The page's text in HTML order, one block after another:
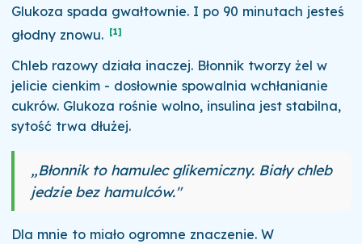
Glukoza spada gwałtownie. I po 90 minutach jesteś
głodny znowu. [1]
Chleb razowy działa inaczej. Błonnik tworzy żel w
jelicie cienkim - dosłownie spowalnia wchłanianie
cukrów. Glukoza rośnie wolno, insulina jest stabilna,
sytość trwa dłużej.
„Błonnik to hamulec glikemiczny. Biały chleb
jedzie bez hamulców."
Dla mnie to miało ogromne znaczenie. W